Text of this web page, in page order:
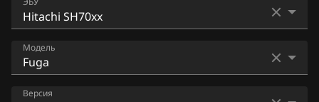
Alfa Romeo
ATLAS
Bosch EDC16CP33
Bosch EDC17C84
Модель
AD
Версия